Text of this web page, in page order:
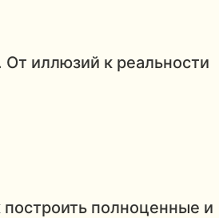
иллюзий к реальности
полноценные и